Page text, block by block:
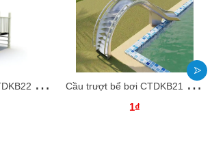
C
ầu trượt bể bơi CTDKB22 Dochoikinhbac Cầu trượt nhựa cho trẻ em vui chơi C
ầu trượt bể bơi CTDKB21 Dochoikinhbac Cầu trượt nhựa cho trẻ em vui chơi
1₫